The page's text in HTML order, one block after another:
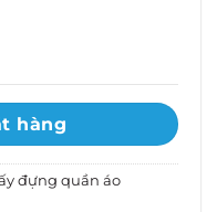
hàng
đựng quần áo